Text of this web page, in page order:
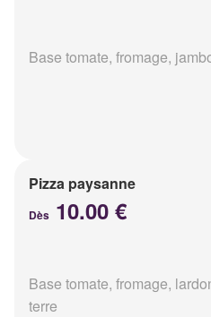
Base tomate, fromage,
Pizza paysanne
Dès 10.00 €
Base tomate, fromage,
terre